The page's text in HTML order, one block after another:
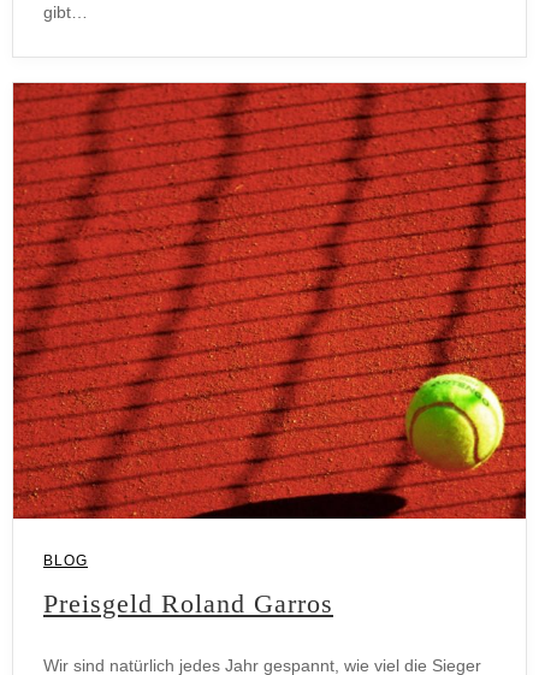
gibt…
BLOG
Preisgeld Roland Garros
Wir sind natürlich jedes Jahr gespannt, wie viel die Sieger